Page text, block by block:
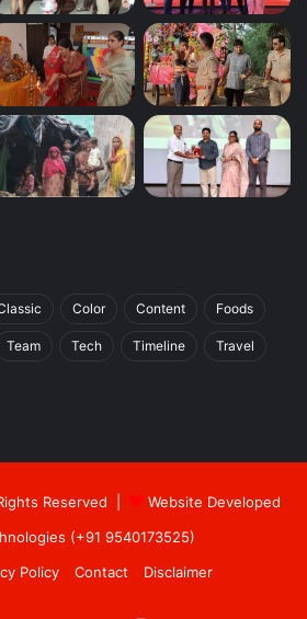
Color Content Foods
Team Tech Timeline Travel
Reserved |
Website Developed
(+91 9540173525)
Policy Contact Disclaimer